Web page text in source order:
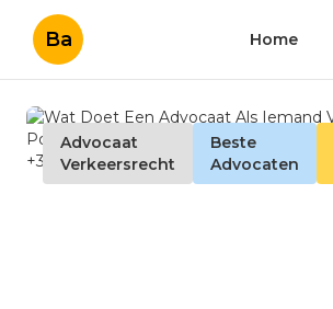
Ba Home
Advocaat
Verkeersrecht
Beste
Advocaten